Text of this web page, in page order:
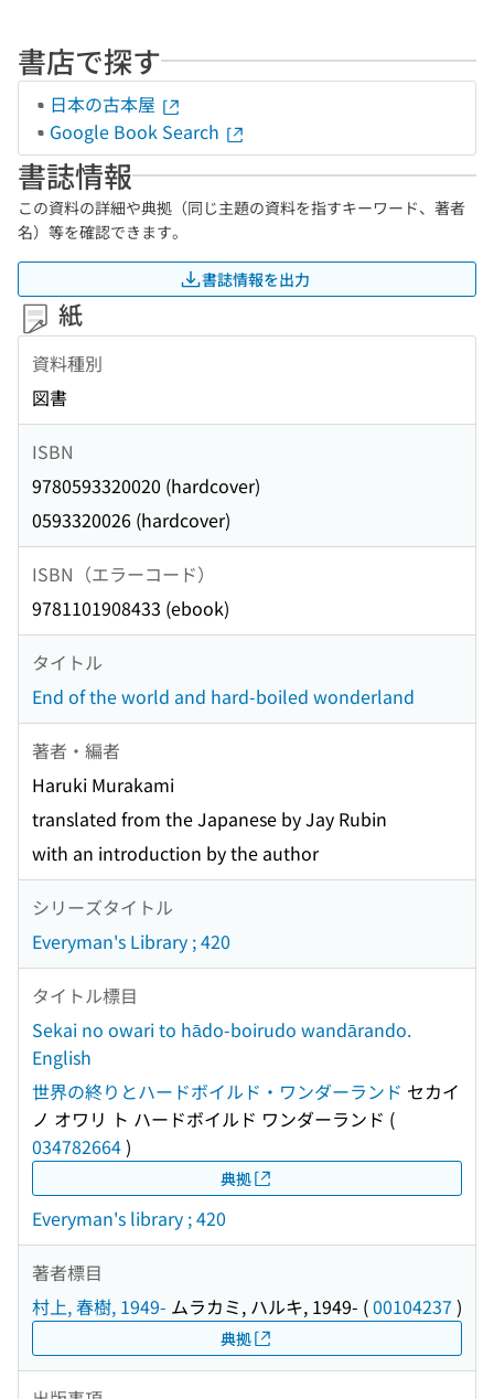
書店で探す
日本の古本屋
Google Book Search
書誌情報
この資料の詳細や典拠（同じ主題の資料を指すキーワード、著者
名）等を確認できます。
書誌情報を出力
紙
資料種別
図書
ISBN
9780593320020 (hardcover)
0593320026 (hardcover)
ISBN（エラーコード）
9781101908433 (ebook)
タイトル
End of the world and hard-boiled wonderland
著者・編者
Haruki Murakami
translated from the Japanese by Jay Rubin
with an introduction by the author
シリーズタイトル
Everyman's Library ; 420
タイトル標目
Sekai no owari to hādo-boirudo wandārando.
English
世界の終りとハードボイルド・ワンダーランド セカイ
ノ オワリ ト ハードボイルド ワンダーランド (
034782664)
典拠
Everyman's library ; 420
著者標目
村上, 春樹, 1949- ムラカミ, ハルキ, 1949- (00104237 )
典拠